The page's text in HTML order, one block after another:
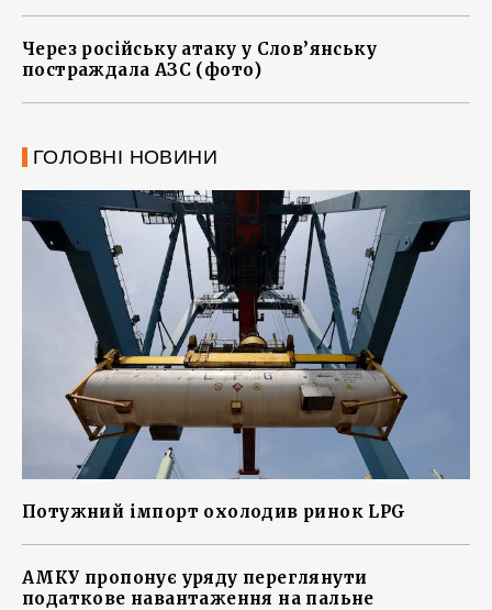
Через російську атаку у Слов’янську
постраждала АЗС (фото)
ГОЛОВНІ НОВИНИ
Потужний імпорт охолодив ринок LPG
АМКУ пропонує уряду переглянути
податкове навантаження на пальне